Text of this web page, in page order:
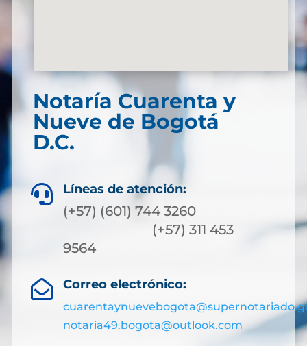
Notaría Cuarenta y
Nueve de Bogotá
D.C.
 Líneas de atención:
(+57) (601) 744 3260
(+57) 311 453
9564
 Correo electrónico:
notaria49.bogota@outlook.com